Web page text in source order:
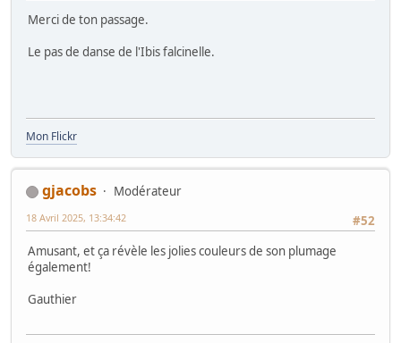
Merci de ton passage.
Le pas de danse de l'Ibis falcinelle.
Mon Flickr
gjacobs
Modérateur
#52
18 Avril 2025, 13:34:42
Amusant, et ça révèle les jolies couleurs de son plumage
également!
Gauthier